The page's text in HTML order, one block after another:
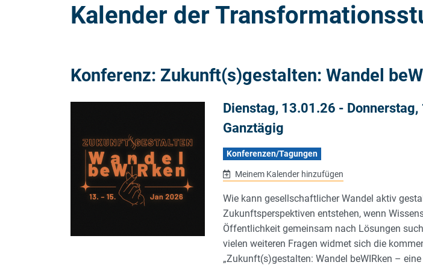
Kalender der
Konferenz: Zukunft(s)gestalten: Wandel
Dienstag, 13.01.26 -
Ganztägig
Konferenzen/Tagungen
Meinem Kalender hinzufügen
Wie kann gesellschaftlicher Wandel aktiv
Zukunftsperspektiven entstehen, wenn
Öffentlichkeit gemeinsam nach Lösungen
vielen weiteren Fragen widmet sich die
„Zukunft(s)gestalten: Wandel beWIRken –